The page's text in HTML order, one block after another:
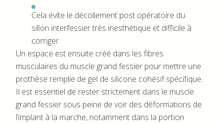
Cela évite le décollement post opératoire du
sillon interfessier très inesthétique et difficile à
corriger.
Un espace est ensuite créé dans les fibres
musculaires du muscle grand fessier pour mettre une
prothèse remplie de gel de silicone cohésif spécifique.
Il est essentiel de rester strictement dans le muscle
grand fessier sous peine de voir des déformations de
l’implant à la marche, notamment dans la portion